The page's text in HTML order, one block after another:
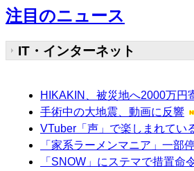
注目のニュース
IT・インターネット
HIKAKIN、被災地へ2000万円
手術中の大地震、動画に反響
VTuber「声」で楽しまれてい
「家系ラーメンマニア」一部
「SNOW」にステマで措置命